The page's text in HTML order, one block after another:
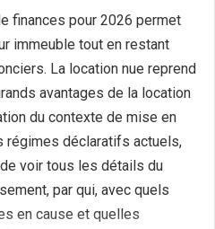
finances pour 2026 permet
immeuble tout en restant
La location nue reprend
avantages de la location
du contexte de mise en
régimes déclaratifs actuels,
voir tous les détails du
par qui, avec quels
en cause et quelles